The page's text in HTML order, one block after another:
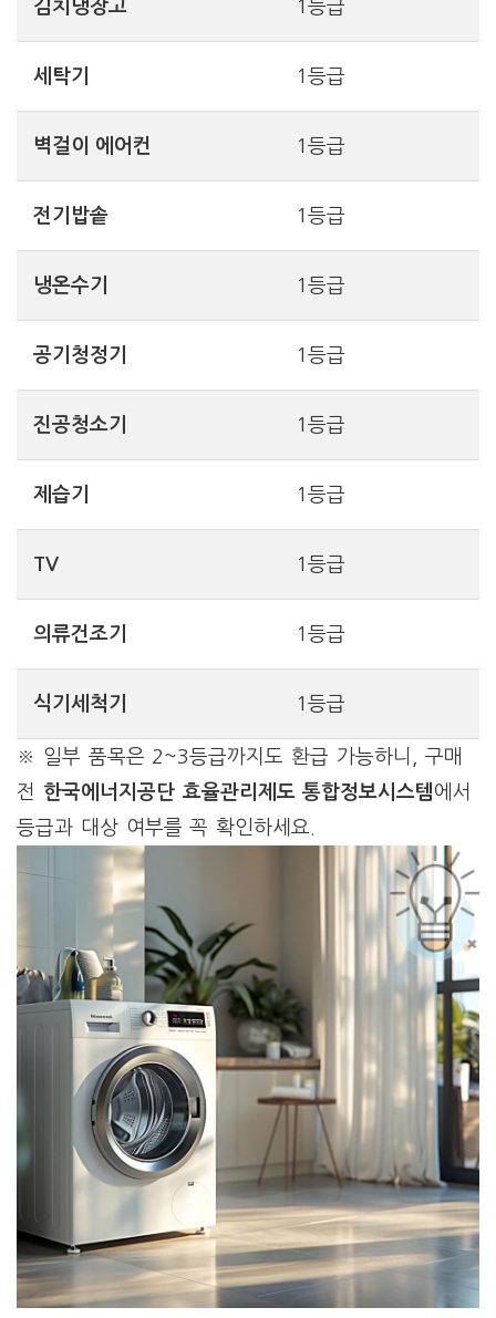
김치냉장고 1등급
세탁기 1등급
벽걸이 에어컨 1등급
전기밥솥 1등급
냉온수기 1등급
공기청정기 1등급
진공청소기 1등급
제습기 1등급
TV 1등급
의류건조기 1등급
식기세척기 1등급
※ 일부 품목은 2~3등급까지도 환급 가능하니, 구매
전 한국에너지공단 효율관리제도 통합정보시스템에서
등급과 대상 여부를 꼭 확인하세요.